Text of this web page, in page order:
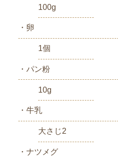
100g
・卵
1個
・パン粉
10g
・牛乳
大さじ2
・ナツメグ